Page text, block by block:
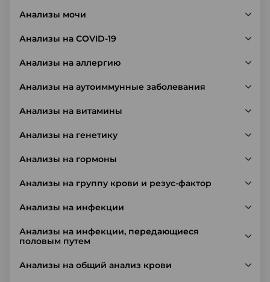
Анализы мочи
Анализы на COVID-19
Анализы на аллергию
Анализы на аутоиммунные заболевания
Анализы на витамины
Анализы на генетику
Анализы на гормоны
Анализы на группу крови и резус-фактор
Анализы на инфекции
Анализы на инфекции, передающиеся
половым путем
Анализы на общий анализ крови